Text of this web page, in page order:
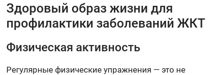
Здоровый образ жизни для
профилактики заболеваний ЖКТ
Физическая активность
Регулярные физические упражнения — это не